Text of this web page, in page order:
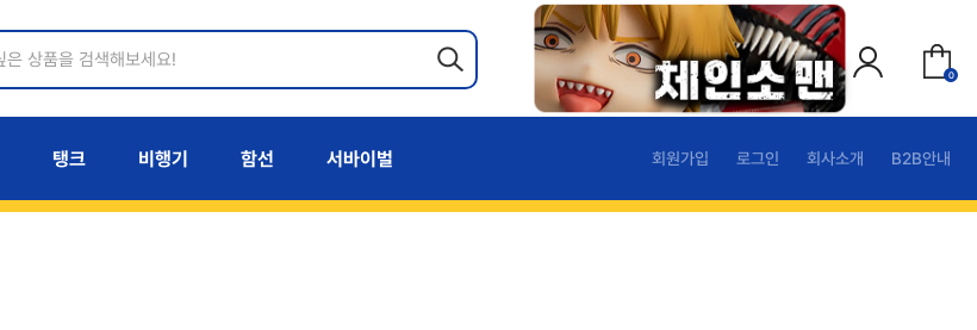
0
탱크 비행기 함선 서바이벌 회원가입 로그인 회사소개 B2B안내